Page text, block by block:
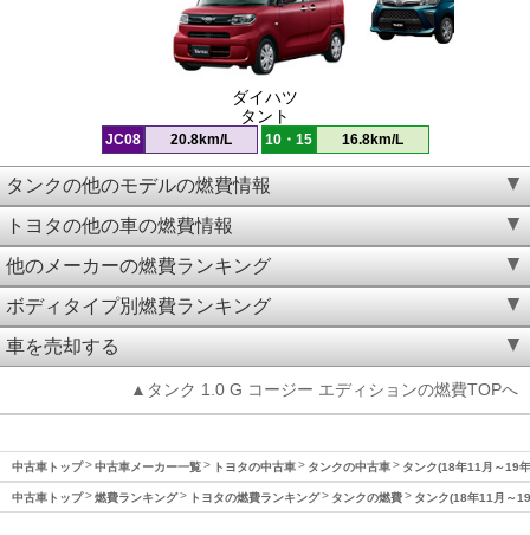
ダイハツ
タント
JC08 20.8km/L 10・15 16.8km/L
タンクの他のモデルの燃費情報
トヨタの他の車の燃費情報
他のメーカーの燃費ランキング
ボディタイプ別燃費ランキング
車を売却する
▲タンク 1.0 G コージー エディションの燃費TOPへ
中古車トップ 中古車メーカー一覧 トヨタの中古車 タンクの中古車 タンク(18年11月～19
中古車トップ 燃費ランキング トヨタの燃費ランキング タンクの燃費 タンク(18年11月～